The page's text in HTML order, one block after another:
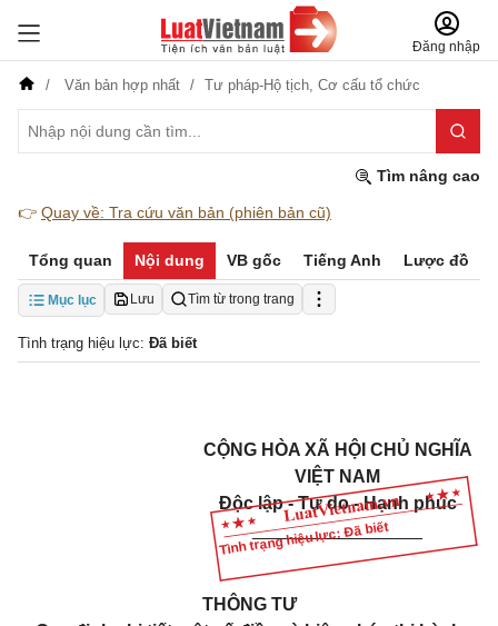
Đăng nhập
Văn bản hợp nhất Tư pháp-Hộ tịch, Cơ cấu tổ chức
Tìm nâng cao
👉 Quay về: Tra cứu văn bản (phiên bản cũ)
Tổng quan Nội dung VB gốc Tiếng Anh Lược đồ
Mục lục Lưu Tìm từ trong trang
Tình trạng hiệu lực: Đã biết
Tình trạng hiệu lực: Đã biết
CỘNG HÒA XÃ HỘI CHỦ NGHĨA
VIỆT NAM
Độc lập - Tự do - Hạnh phúc
_________________
THÔNG TƯ